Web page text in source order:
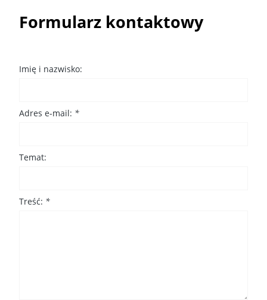
Formularz kontaktowy
Imię i nazwisko:
Adres e-mail: *
Temat:
Treść: *